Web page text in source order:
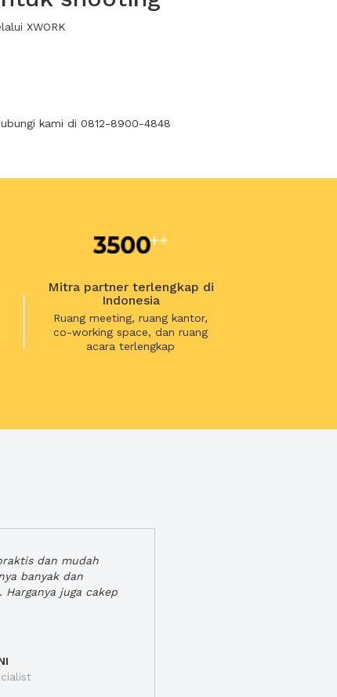
XWORK
kami di 0812-8900-4848
Mitra partner terlengkap di
Indonesia
Ruang meeting, ruang kantor,
co-working space, dan ruang
acara terlengkap
dan mudah
banyak dan
juga cakep